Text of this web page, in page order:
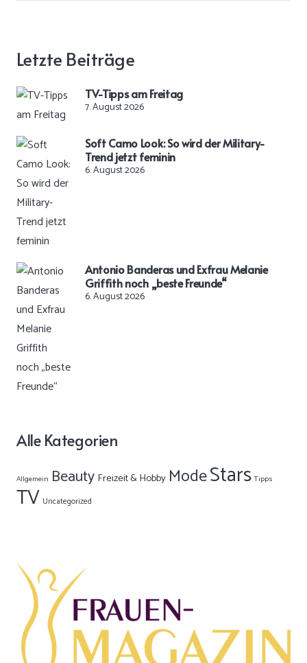
Letzte Beiträge
TV-Tipps am Freitag
7. August 2026
Soft Camo Look: So wird der Military-
Trend jetzt feminin
6. August 2026
Antonio Banderas und Exfrau Melanie
Griffith noch „beste Freunde“
6. August 2026
Alle Kategorien
Allgemein Beauty Freizeit & Hobby ModeStars Tipps
TV Uncategorized